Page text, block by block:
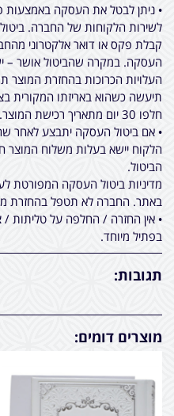
• ניתן לבטל את העסקה באמצעות
לשירות הלקוחות של החברה.
קבלת פקס או דואר אלקטרוני
העסקה. במקרה שהביטול אושר –
העלויות הכרוכות בהחזרת המוצר
תיעשה כשהוא באריזתו המקורית
חלפו 30 יום מתאריך רכישת המוצר.
• אם ביטול העסקה יתבצע לאחר
הלקוח יישא בעלות משלוח המוצר
הביטול.
מדיניות ביטול העסקה המפורטת
באתר. החברה לא תטפל בהחזרת
• אין החזרה / החלפה על טליתות /
בפתיל מיוחד.
תגובות:
מוצרים דומים: